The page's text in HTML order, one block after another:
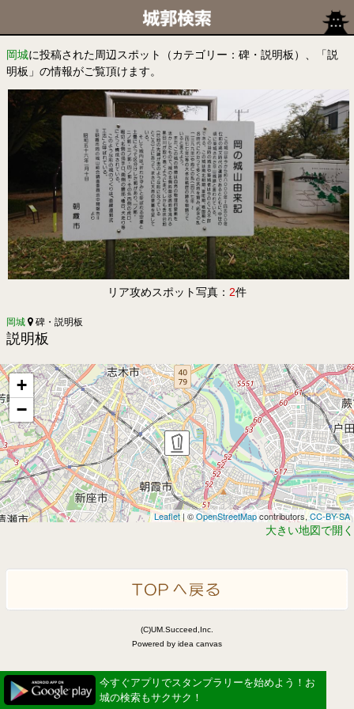
岡城に投稿された周辺スポット（カテゴリー：碑・説明板）、「説
明板」の情報がご覧頂けます。
リア攻めスポット写真： 2件
岡城 碑・説明板
説明板
+
−
Leaflet| ©OpenStreetMapcontributors,CC-BY-SA
大きい地図で開く
(C)UM.Succeed,Inc.
Powered by idea canvas
今すぐアプリでスタンプラリーを始めよう！お
城の検索もサクサク！